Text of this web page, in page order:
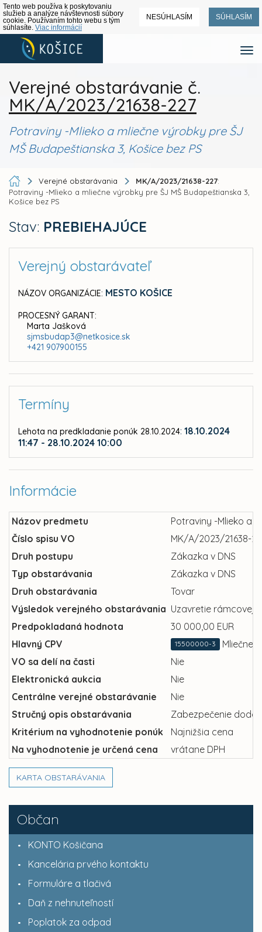
Tento web používa k poskytovaniu
služieb a analýze návštevnosti súbory
cookie. Používaním tohto webu s tým
súhlasíte. Viac informácií
NESÚHLASÍM SÚHLASÍM
Verejné obstarávanie č.
MK/A/2023/21638-227
Potraviny -Mlieko a mliečne výrobky pre ŠJ
MŠ Budapeštianska 3, Košice bez PS
Občan
KONTO Košičana
Kancelária prvého kontaktu
Formuláre a tlačivá
Daň z nehnuteľností
Poplatok za odpad
Verejné obstarávania MK/A/2023/21638-227:
Potraviny -Mlieko a mliečne výrobky pre ŠJ MŠ Budapeštianska 3,
Košice bez PS
Stav: PREBIEHAJÚCE
Verejný obstarávateľ
NÁZOV ORGANIZÁCIE: MESTO KOŠICE
PROCESNÝ GARANT:
Marta Jašková
sjmsbudap3@netkosice.sk
+421 907900155
Termíny
Lehota na predkladanie ponúk 28.10.2024: 18.10.2024
11:47 - 28.10.2024 10:00
Informácie
Názov predmetu
Potraviny -Mlieko a
Číslo spisu VO
MK/A/2023/21638-
Druh postupu
Zákazka v DNS
Typ obstarávania
Zákazka v DNS
Druh obstarávania
Tovar
Výsledok verejného obstarávania Uzavretie rámcovej
Predpokladaná hodnota
30 000,00 EUR
Hlavný CPV
15500000-3
Mliečne
VO sa delí na časti
Nie
Elektronická aukcia
Nie
Centrálne verejné obstarávanie
Nie
Stručný opis obstarávania
Zabezpečenie
Kritérium na vyhodnotenie ponúk
Najnižšia cena
Na vyhodnotenie je určená cena
vrátane DPH
KARTA OBSTARÁVANIA